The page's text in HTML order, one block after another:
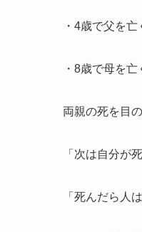
・4歳で父を亡
・8歳で母を亡
両親の死を目
「次は自分が
「死んだら人